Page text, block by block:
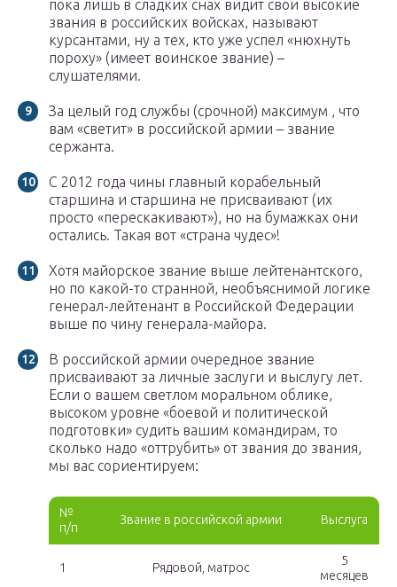
пока лишь в сладких снах видит свои высокие
звания в российских войсках, называют
курсантами, ну а тех, кто уже успел «нюхнуть
пороху» (имеет воинское звание) –
слушателями.
За целый год службы (срочной) максимум , что
вам «светит» в российской армии – звание
сержанта.
С 2012 года чины главный корабельный
старшина и старшина не присваивают (их
просто «перескакивают»), но на бумажках они
остались. Такая вот «страна чудес»!
Хотя майорское звание выше лейтенантского,
но по какой-то странной, необъяснимой логике
генерал-лейтенант в Российской Федерации
выше по чину генерала-майора.
В российской армии очередное звание
присваивают за личные заслуги и выслугу лет.
Если о вашем светлом моральном облике,
высоком уровне «боевой и политической
подготовки» судить вашим командирам, то
сколько надо «оттрубить» от звания до звания,
мы вас сориентируем:
№
п/п
Звание в российской армии Выслуга
1 Рядовой, матрос
5
месяцев